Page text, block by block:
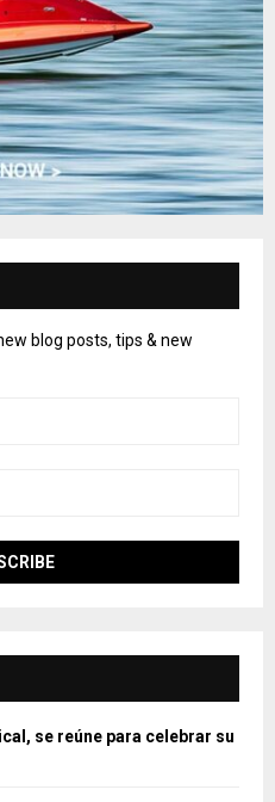
blog posts, tips & new
se reúne para celebrar su